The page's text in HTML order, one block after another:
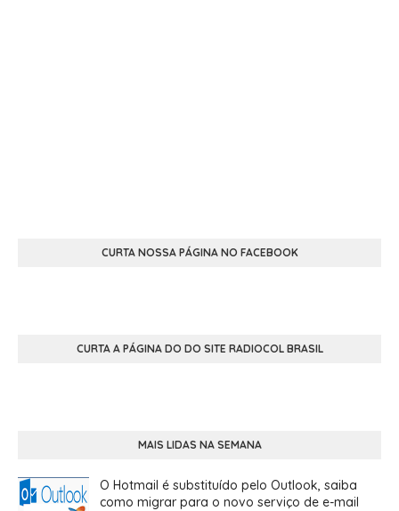
CURTA NOSSA PÁGINA NO FACEBOOK
CURTA A PÁGINA DO DO SITE RADIOCOL BRASIL
MAIS LIDAS NA SEMANA
O Hotmail é substituído pelo Outlook, saiba
como migrar para o novo serviço de e-mail